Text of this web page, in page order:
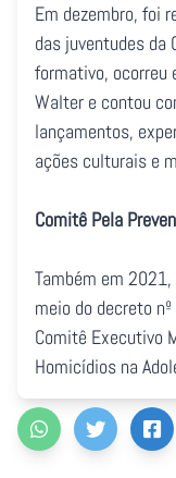
Em dezembro, foi
das juventudes da
formativo, ocorreu
Walter e contou
lançamentos,
ações culturais e
Comitê Pela
Também em
meio do decreto
Comitê Executivo
Homicídios na